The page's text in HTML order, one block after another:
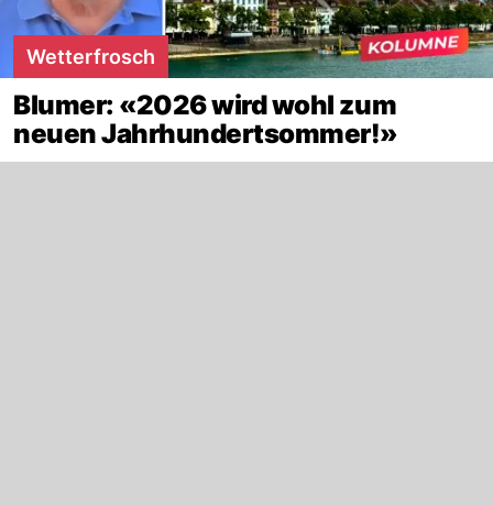
Wetterfrosch
Blumer: «2026 wird wohl zum
neuen Jahrhundertsommer!»